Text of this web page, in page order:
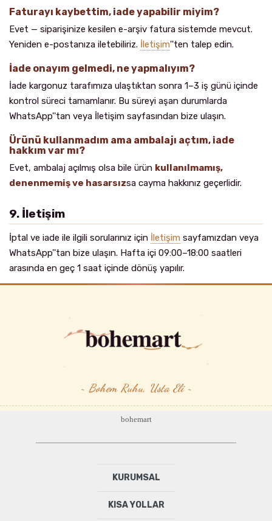
Faturayı kaybettim, iade yapabilir miyim?
Evet — siparişinize kesilen e-arşiv fatura sistemde mevcut.
Yeniden e-postanıza iletebiliriz. İletişim''ten talep edin.
İade onayım gelmedi, ne yapmalıyım?
İade kargonuz tarafımıza ulaştıktan sonra 1–3 iş günü içinde
kontrol süreci tamamlanır. Bu süreyi aşan durumlarda
WhatsApp''tan veya İletişim sayfasından bize ulaşın.
Ürünü kullanmadım ama ambalajı açtım, iade
hakkım var mı?
Evet, ambalaj açılmış olsa bile ürün kullanılmamış,
denenmemiş ve hasarsızsa cayma hakkınız geçerlidir.
9. İletişim
İptal ve iade ile ilgili sorularınız için İletişim sayfamızdan veya
WhatsApp''tan bize ulaşın. Hafta içi 09:00–18:00 saatleri
arasında en geç 1 saat içinde dönüş yapılır.
~ Bohem Ruhu, Usta Eli ~
bohemart
KURUMSAL
KISA YOLLAR